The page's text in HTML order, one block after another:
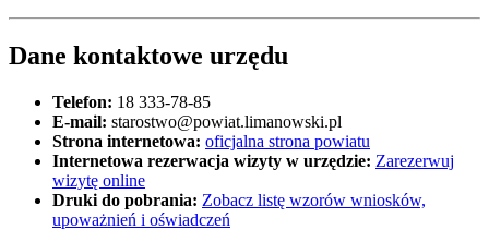
Dane kontaktowe urzędu
Telefon: 18 333-78-85
E-mail: starostwo@powiat.limanowski.pl
Strona internetowa: oficjalna strona powiatu
Internetowa rezerwacja wizyty w urzędzie: Zarezerwuj
wizytę online
Druki do pobrania: Zobacz listę wzorów wniosków,
upoważnień i oświadczeń